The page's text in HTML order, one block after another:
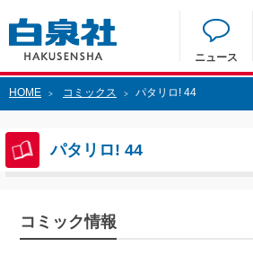
ニュース
HOME > コミックス > パタリロ! 44
パタリロ! 44
コミック情報